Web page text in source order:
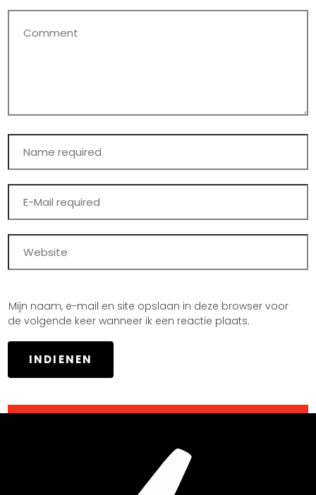
Mijn naam, e-mail en site opslaan in deze browser voor
de volgende keer wanneer ik een reactie plaats.